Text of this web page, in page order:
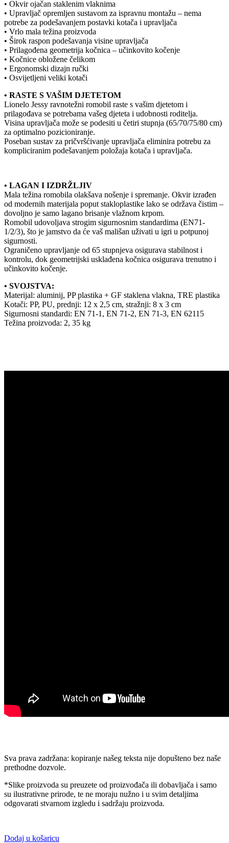
• Okvir ojačan staklenim vlaknima
• Upravljač opremljen sustavom za ispravnu montažu – nema
potrebe za podešavanjem postavki kotača i upravljača
• Vrlo mala težina proizvoda
• Širok raspon podešavanja visine upravljača
• Prilagođena geometrija kočnica – učinkovito kočenje
• Kočnice obložene čelikom
• Ergonomski dizajn ručki
• Osvijetljeni veliki kotači
• RASTE S VAŠIM DJETETOM
Lionelo Jessy ravnotežni romobil raste s vašim djetetom i
prilagođava se potrebama vašeg djeteta i udobnosti roditelja.
Visina upravljača može se podesiti u četiri stupnja (65/70/75/80 cm)
za optimalno pozicioniranje.
Poseban sustav za pričvršćivanje upravljača eliminira potrebu za
kompliciranim podešavanjem položaja kotača i upravljača.
• LAGAN I IZDRŽLJIV
Mala težina romobila olakšava nošenje i spremanje. Okvir izrađen
od modernih materijala poput stakloplastike lako se održava čistim –
dovoljno je samo lagano brisanje vlažnom krpom.
Romobil udovoljava strogim sigurnosnim standardima (EN71-
1/2/3), što je jamstvo da će vaš mališan uživati u igri u potpunoj
sigurnosti.
Ograničeno upravljanje od 65 stupnjeva osigurava stabilnost i
kontrolu, dok geometrijski usklađena kočnica osigurava trenutno i
učinkovito kočenje.
• SVOJSTVA:
Materijal: aluminij, PP plastika + GF staklena vlakna, TRE plastika
Kotači: PP, PU, prednji: 12 x 2,5 cm, stražnji: 8 x 3 cm
Sigurnosni standardi: EN 71-1, EN 71-2, EN 71-3, EN 62115
Težina proizvoda: 2, 35 kg
Sva prava zadržana: kopiranje našeg teksta nije dopušteno bez naše
prethodne dozvole.
*Slike proizvoda su preuzete od proizvođača ili dobavljača i samo
su ilustrativne prirode, te ne moraju nužno i u svim detaljima
odgovarati stvarnom izgledu i sadržaju proizvoda.
Dodaj u košaricu